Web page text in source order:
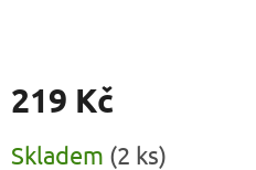
219 Kč
cena:
Skladem (2 ks)